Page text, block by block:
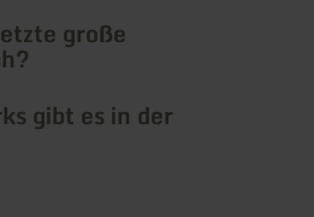
große
gibt es in der